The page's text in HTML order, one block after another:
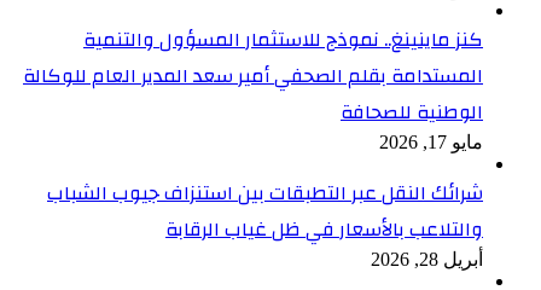
كنز ماينينغ.. نموذج للاستثمار المسؤول والتنمية
المستدامة بقلم الصحفي أمير سعد المدير العام للوكالة
الوطنية للصحافة
مايو 17, 2026
شرائك النقل عبر التطبقات بين استنزاف جيوب الشباب
والتلاعب بالأسعار في ظل غياب الرقابة
أبريل 28, 2026